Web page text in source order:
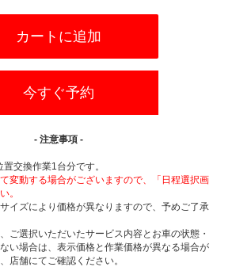
カートに追加
今すぐ予約
- 注意事項 -
交換作業1台分です。
変動する場合がございますので、「日程選択画
。
イズにより価格が異なりますので、予めご了承
ご選択いただいたサービス内容とお車の状態・
い場合は、表示価格と作業価格が異なる場合が
店舗にてご確認ください。